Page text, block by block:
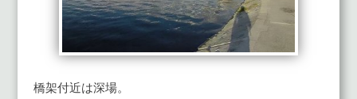
橋架付近は深場。